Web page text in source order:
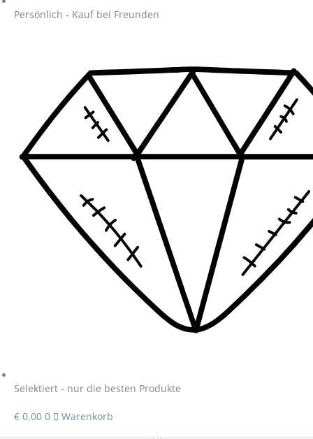
Persönlich - Kauf bei Freunden
Selektiert - nur die besten Produkte
€ 0,00 0 Warenkorb